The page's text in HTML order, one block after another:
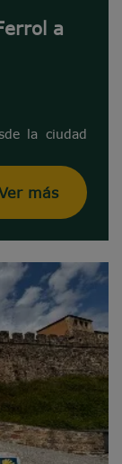
a
la ciudad
más